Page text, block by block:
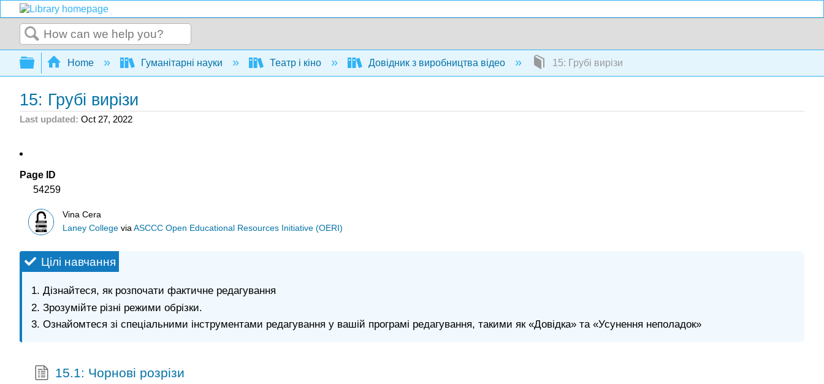
Search
Expand/collapse global hierarchy
Home Гуманітарні науки Театр і кіно Довідник з виробництва відео 15: Грубі вирізи
15: Грубі вирізи
Last updated Oct 27, 2022
Page ID
54259
Vina Cera
Laney Collegevia ASCCC Open Educational Resources Initiative (OERI)
Цілі навчання
Дізнайтеся, як розпочати фактичне редагування
Зрозумійте різні режими обрізки.
Ознайомтеся зі спеціальними інструментами редагування у вашій програмі редагування, такими як «Довідка» та «Усунення неполадок»
15.1: Чорнові розрізи